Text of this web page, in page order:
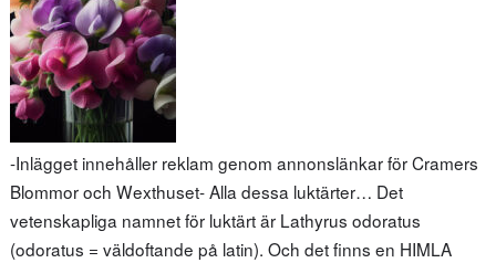
-Inlägget innehåller reklam genom annonslänkar för Cramers
Blommor och Wexthuset- Alla dessa luktärter… Det
vetenskapliga namnet för luktärt är Lathyrus odoratus
(odoratus = väldoftande på latin). Och det finns en HIMLA